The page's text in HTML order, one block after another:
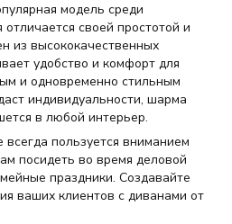
модель среди
своей простотой и
из высококачественных
удобство и комфорт для
и одновременно стильным
индивидуальности, шарма
в любой интерьер.
пользуется вниманием
посидеть во время деловой
праздники. Создавайте
ваших клиентов с диванами от